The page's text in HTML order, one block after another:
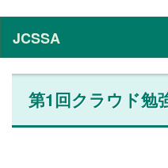
JCSSA
第1回クラウド勉